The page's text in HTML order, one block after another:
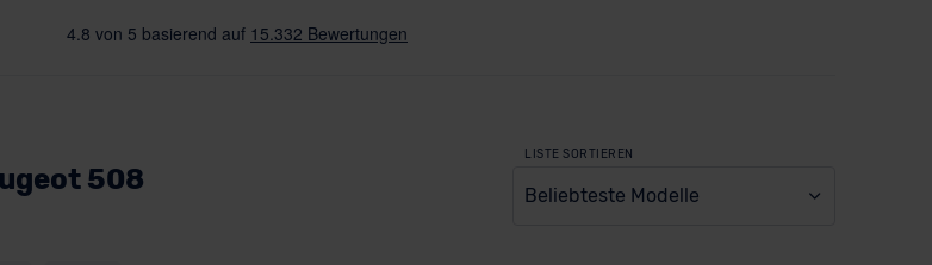
508
LISTE SORTIEREN
Beliebteste Modelle